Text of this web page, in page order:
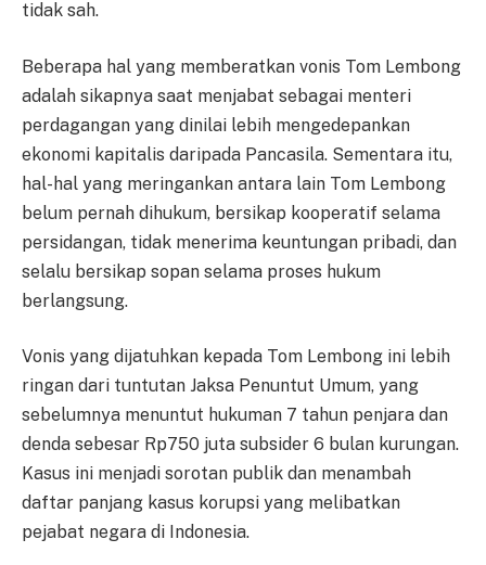
tidak sah.
Beberapa hal yang memberatkan vonis Tom Lembong
adalah sikapnya saat menjabat sebagai menteri
perdagangan yang dinilai lebih mengedepankan
ekonomi kapitalis daripada Pancasila. Sementara itu,
hal-hal yang meringankan antara lain Tom Lembong
belum pernah dihukum, bersikap kooperatif selama
persidangan, tidak menerima keuntungan pribadi, dan
selalu bersikap sopan selama proses hukum
berlangsung.
Vonis yang dijatuhkan kepada Tom Lembong ini lebih
ringan dari tuntutan Jaksa Penuntut Umum, yang
sebelumnya menuntut hukuman 7 tahun penjara dan
denda sebesar Rp750 juta subsider 6 bulan kurungan.
Kasus ini menjadi sorotan publik dan menambah
daftar panjang kasus korupsi yang melibatkan
pejabat negara di Indonesia.